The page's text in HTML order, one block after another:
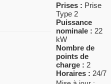
Prises : Prise
Type 2
Puissance
nominale : 22
kW
Nombre de
points de
charge : 2
Horaires : 24/7